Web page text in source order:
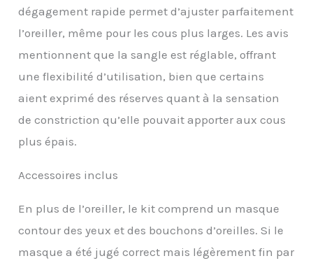
qui le rend idéal pour les
voyages Housse
élégante et lavable :
améliorez votre
avec une housse de
qualité supérieure,
rapide dans un design
voyage : améliorez votre
expérience de voyage
tout-en-un, y compris un
dégagement rapide permet d’ajuster parfaitement
l’oreiller, même pour les cous plus larges. Les avis
mentionnent que la sangle est réglable, offrant
une flexibilité d’utilisation, bien que certains
aient exprimé des réserves quant à la sensation
de constriction qu’elle pouvait apporter aux cous
plus épais.
Accessoires inclus
En plus de l’oreiller, le kit comprend un masque
contour des yeux et des bouchons d’oreilles. Si le
masque a été jugé correct mais légèrement fin par